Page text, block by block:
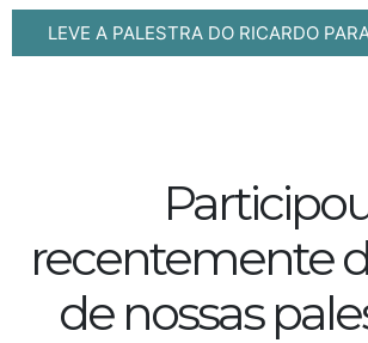
LEVE A PALESTRA DO RICARDO
recentemente
de nossas